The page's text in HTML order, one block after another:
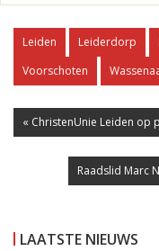
Leiden Leiderdorp
Voorschoten
« ChristenUnie Leiden op
Raadslid Marc
LAATSTE NIEUWS